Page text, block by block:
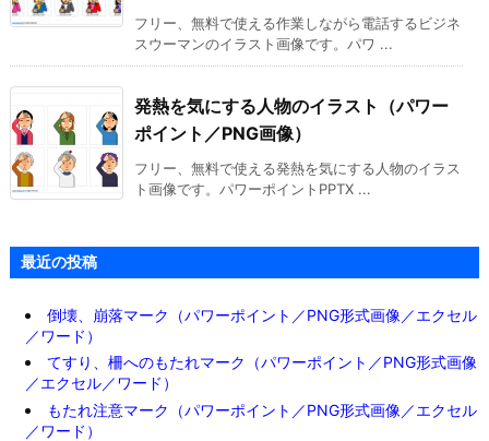
フリー、無料で使える作業しながら電話するビジネ
スウーマンのイラスト画像です。パワ ...
発熱を気にする人物のイラスト（パワー
ポイント／PNG画像）
フリー、無料で使える発熱を気にする人物のイラス
ト画像です。パワーポイントPPTX ...
最近の投稿
倒壊、崩落マーク（パワーポイント／PNG形式画像／エクセル
／ワード）
てすり、柵へのもたれマーク（パワーポイント／PNG形式画像
／エクセル／ワード）
もたれ注意マーク（パワーポイント／PNG形式画像／エクセル
／ワード）